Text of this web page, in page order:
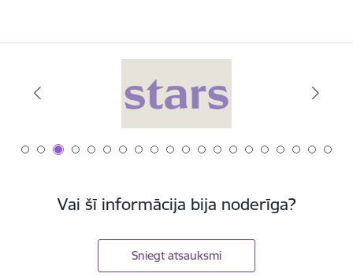
Vai šī informācija bija noderīga?
Sniegt atsauksmi